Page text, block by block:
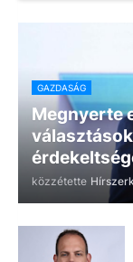
GAZDASÁG
Megnyerte
közzétette